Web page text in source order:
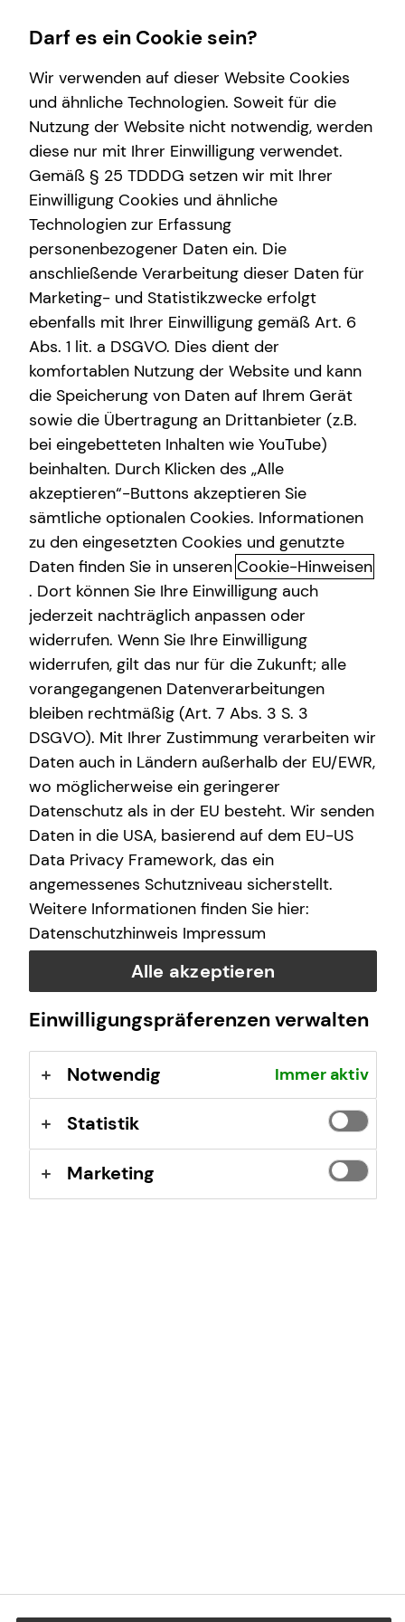
Wissenswertes
Über tecis
Brian Stasiak
Sales Consultant
E-Mail Anruf
brian.stasiak@tecis.de
Wilhelminenstraße 2
64283 Darmstadt
+49 (173) 2074461
Geschäftszeiten
Montag 09:00 - 19:00 Uhr
Dienstag
Mittwoch 09:00 - 19:00 Uhr
Donnerstag 09:00 - 19:00 Uhr
Freitag 09:00 - 19:00 Uhr
Samstag 09:00 - 17:00 Uhr
Selbstverständlich sind auch Termine außerhalb
dieser Geschäftszeiten auf Anfrage möglich.
Kontaktformular
Brian Stasiak
Darf es ein Cookie sein?
Wir verwenden auf dieser Website Cookies
und ähnliche Technologien. Soweit für die
Nutzung der Website nicht notwendig, werden
diese nur mit Ihrer Einwilligung verwendet.
Gemäß § 25 TDDDG setzen wir mit Ihrer
Einwilligung Cookies und ähnliche
Technologien zur Erfassung
personenbezogener Daten ein. Die
anschließende Verarbeitung dieser Daten für
Marketing- und Statistikzwecke erfolgt
ebenfalls mit Ihrer Einwilligung gemäß Art. 6
Abs. 1 lit. a DSGVO. Dies dient der
komfortablen Nutzung der Website und kann
die Speicherung von Daten auf Ihrem Gerät
sowie die Übertragung an Drittanbieter (z.B.
bei eingebetteten Inhalten wie YouTube)
beinhalten. Durch Klicken des „Alle
akzeptieren“-Buttons akzeptieren Sie
sämtliche optionalen Cookies. Informationen
zu den eingesetzten Cookies und genutzte
Daten finden Sie in unseren Cookie-Hinweisen
. Dort können Sie Ihre Einwilligung auch
jederzeit nachträglich anpassen oder
widerrufen. Wenn Sie Ihre Einwilligung
widerrufen, gilt das nur für die Zukunft; alle
vorangegangenen Datenverarbeitungen
bleiben rechtmäßig (Art. 7 Abs. 3 S. 3
DSGVO). Mit Ihrer Zustimmung verarbeiten wir
Daten auch in Ländern außerhalb der EU/EWR,
wo möglicherweise ein geringerer
Datenschutz als in der EU besteht. Wir senden
Daten in die USA, basierend auf dem EU-US
Data Privacy Framework, das ein
angemessenes Schutzniveau sicherstellt.
Weitere Informationen finden Sie hier:
Datenschutzhinweis Impressum
Alle akzeptieren
Einwilligungspräferenzen verwalten
Notwendig Immer aktiv
Statistik
Marketing